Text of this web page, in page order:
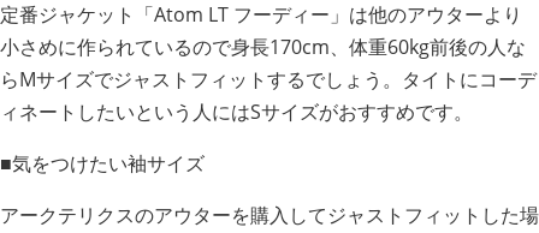
定番ジャケット「Atom LT フーディー」は他のアウターより
小さめに作られているので身長170cm、体重60kg前後の人な
らMサイズでジャストフィットするでしょう。タイトにコーデ
ィネートしたいという人にはSサイズがおすすめです。
■気をつけたい袖サイズ
アークテリクスのアウターを購入してジャストフィットした場